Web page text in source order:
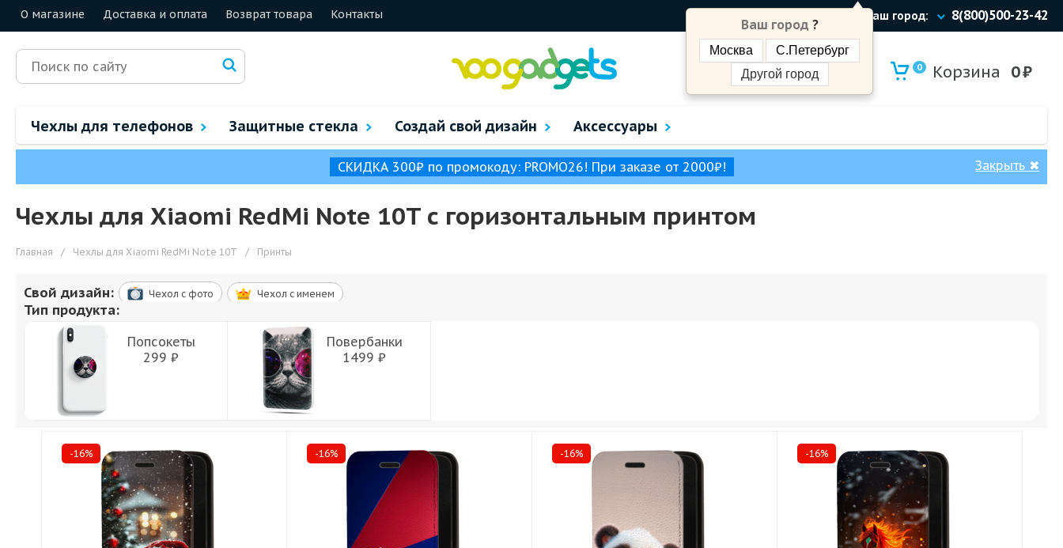
О магазине Доставка и оплата Возврат товара Контакты Ваш город:
Ваш город ?
Москва
С.Петербург
Другой город
8(800)500-23-42
0 Корзина 0₽
Чехлы для телефонов Защитные стекла Создай свой дизайн Аксессуары
СКИДКА 300₽ по промокоду: PROMO26! При заказе от 2000₽! Закрыть ✖
Чехлы для Xiaomi RedMi Note 10T с горизонтальным принтом
Главная / Чехлы для Xiaomi RedMi Note 10T / Принты
Свой дизайн: Чехол c фото Чехол c именем
Тип продукта:
Попсокеты
299 ₽
Повербанки
1499 ₽
-16% -16% -16% -16%